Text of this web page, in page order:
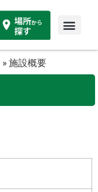
»施設概要